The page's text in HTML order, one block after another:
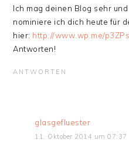
Ich mag deinen Blog sehr
nominiere ich dich heute für
hier: http://www.wp.me/
Antworten!
ANTWORTEN
glasgefluester
11. Oktober 2014 um 07:37